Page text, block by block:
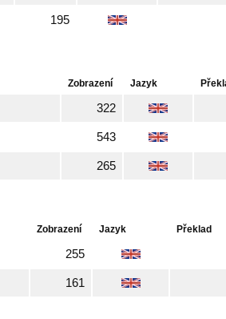
195
Zobrazení Jazyk
322
543
265
Zobrazení Jazyk Překlad
255
161